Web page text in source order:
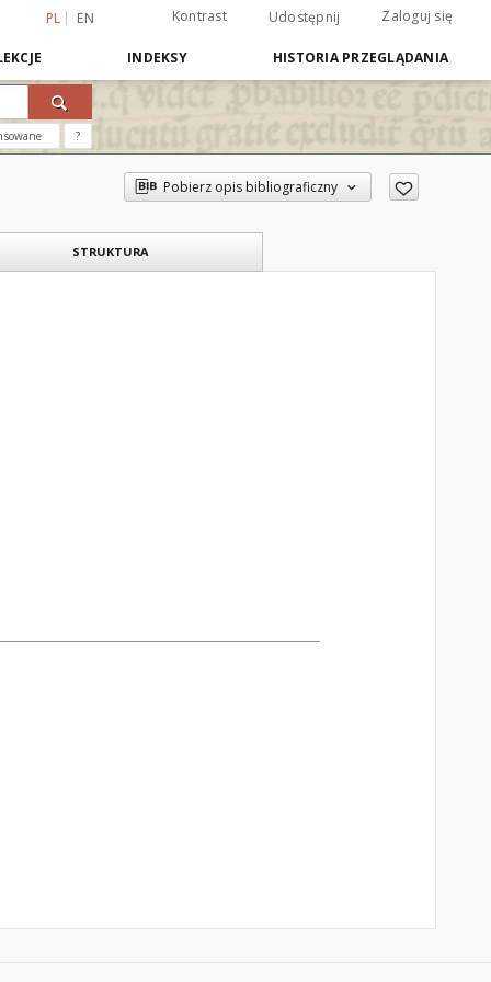
PL EN Kontrast Udostępnij Zaloguj się
INDEKSY HISTORIA PRZEGLĄDANIA
?
Pobierz opis bibliograficzny
STRUKTURA